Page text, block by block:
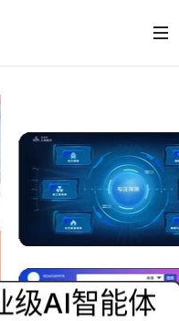
级AI智能体